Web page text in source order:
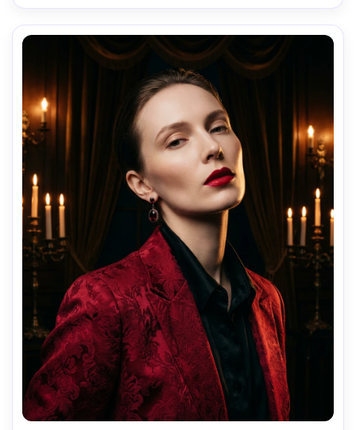
vert, Canon EOS R5, 50mm f/1.2, cadre à demi-corps,
composition centrée, mains levées comme si elles
chuchotaient un sort, humeur calme étrange, texture de
peau réaliste, ombres naturelles, haute résolution,
contraste cinématographique-AR 4:5